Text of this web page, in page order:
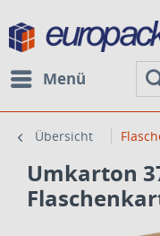
Menü
Übersicht
Umkarton